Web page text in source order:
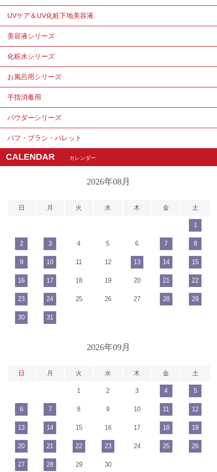
UVケア＆UV化粧下地美容液
美容液シリーズ
化粧水シリーズ
お風呂用シリーズ
手指消毒用
パウダーシリーズ
パフ・ブラシ・パレット
CALENDAR カレンダー
2026年08月
日 月 火 水 木 金 土
1
2 3 4 5 6 7 8
9 10 11 12 13 14 15
16 17 18 19 20 21 22
23 24 25 26 27 28 29
30 31
2026年09月
日 月 火 水 木 金 土
1 2 3 4 5
6 7 8 9 10 11 12
13 14 15 16 17 18 19
20 21 22 23 24 25 26
27 28 29 30